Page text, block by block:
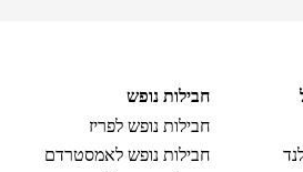
חבילות נופש
חבילות נופש לפריז
חבילות נופש לאמסטרדם